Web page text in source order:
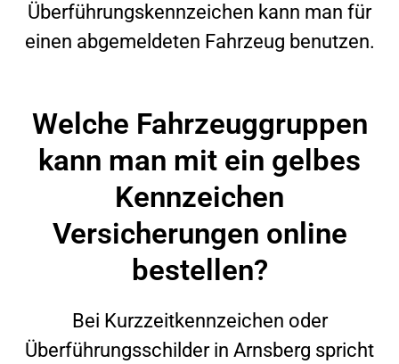
Überführungskennzeichen kann man für
einen abgemeldeten Fahrzeug benutzen.
Welche Fahrzeuggruppen
kann man mit ein gelbes
Kennzeichen
Versicherungen online
bestellen?
Bei Kurzzeitkennzeichen oder
Überführungsschilder in Arnsberg spricht